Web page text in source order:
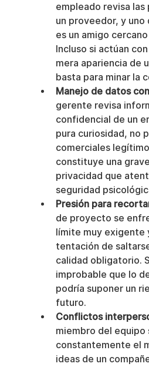
empleado revisa las
un proveedor, y
es un amigo
Incluso si actúan
mera apariencia de
basta para minar la
Manejo de datos
gerente revisa
confidencial de un
pura curiosidad, no
comerciales
constituye una
privacidad que
seguridad
Presión para
de proyecto se
límite muy exigente
tentación de
calidad obligatorio.
improbable que lo
podría suponer un
futuro.
Conflictos
miembro del equipo
constantemente el
ideas de un